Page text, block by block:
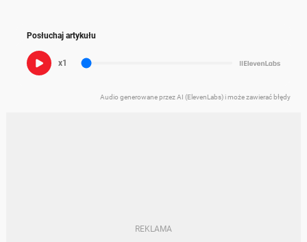
Posłuchaj artykułu
x1
Audio generowane przez AI (ElevenLabs) i może zawierać błędy